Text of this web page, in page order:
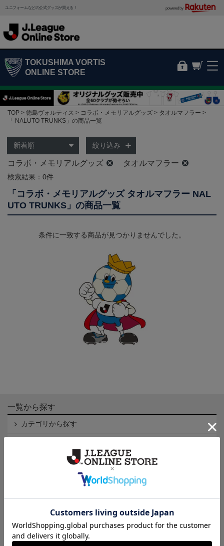
ユニフォームなどの公式グッズが買える！ powered by
TOKUSHIMA VORTIS
ONLINE STORE
TOP 徳島ヴォルティス コラボ・メモリアルグッズ
タオルマフラー
「 NALUTO TRUNKS」の商品一覧
絞り込み
コラボ・メモリアルグッズ タオルマフラー
検索結果：0件
「コラボ・メモリアルグッズ タオルマフラー NAL
UTO TRUNKS」の商品一覧
条件に一致する商品が見つかりませんでした。
一覧から探す
カテゴリから探す
Ｊ2
利用規約
個人情報保護方針